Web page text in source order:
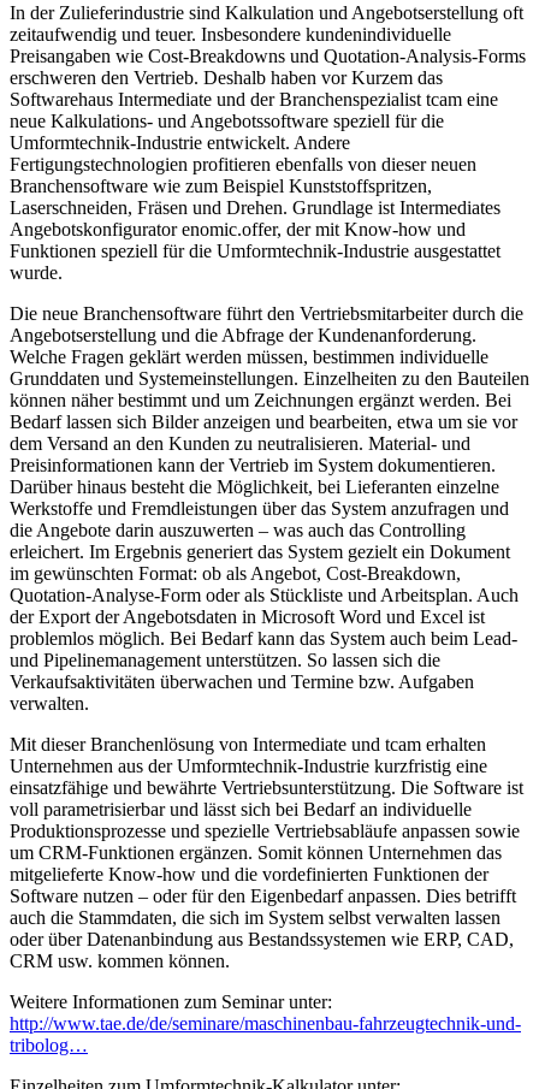
In der Zulieferindustrie sind Kalkulation und Angebotserstellung oft
zeitaufwendig und teuer. Insbesondere kundenindividuelle
Preisangaben wie Cost-Breakdowns und Quotation-Analysis-Forms
erschweren den Vertrieb. Deshalb haben vor Kurzem das
Softwarehaus Intermediate und der Branchenspezialist tcam eine
neue Kalkulations- und Angebotssoftware speziell für die
Umformtechnik-Industrie entwickelt. Andere
Fertigungstechnologien profitieren ebenfalls von dieser neuen
Branchensoftware wie zum Beispiel Kunststoffspritzen,
Laserschneiden, Fräsen und Drehen. Grundlage ist Intermediates
Angebotskonfigurator enomic.offer, der mit Know-how und
Funktionen speziell für die Umformtechnik-Industrie ausgestattet
wurde.
Die neue Branchensoftware führt den Vertriebsmitarbeiter durch die
Angebotserstellung und die Abfrage der Kundenanforderung.
Welche Fragen geklärt werden müssen, bestimmen individuelle
Grunddaten und Systemeinstellungen. Einzelheiten zu den Bauteilen
können näher bestimmt und um Zeichnungen ergänzt werden. Bei
Bedarf lassen sich Bilder anzeigen und bearbeiten, etwa um sie vor
dem Versand an den Kunden zu neutralisieren. Material- und
Preisinformationen kann der Vertrieb im System dokumentieren.
Darüber hinaus besteht die Möglichkeit, bei Lieferanten einzelne
Werkstoffe und Fremdleistungen über das System anzufragen und
die Angebote darin auszuwerten – was auch das Controlling
erleichert. Im Ergebnis generiert das System gezielt ein Dokument
im gewünschten Format: ob als Angebot, Cost-Breakdown,
Quotation-Analyse-Form oder als Stückliste und Arbeitsplan. Auch
der Export der Angebotsdaten in Microsoft Word und Excel ist
problemlos möglich. Bei Bedarf kann das System auch beim Lead-
und Pipelinemanagement unterstützen. So lassen sich die
Verkaufsaktivitäten überwachen und Termine bzw. Aufgaben
verwalten.
Mit dieser Branchenlösung von Intermediate und tcam erhalten
Unternehmen aus der Umformtechnik-Industrie kurzfristig eine
einsatzfähige und bewährte Vertriebsunterstützung. Die Software ist
voll parametrisierbar und lässt sich bei Bedarf an individuelle
Produktionsprozesse und spezielle Vertriebsabläufe anpassen sowie
um CRM-Funktionen ergänzen. Somit können Unternehmen das
mitgelieferte Know-how und die vordefinierten Funktionen der
Software nutzen – oder für den Eigenbedarf anpassen. Dies betrifft
auch die Stammdaten, die sich im System selbst verwalten lassen
oder über Datenanbindung aus Bestandssystemen wie ERP, CAD,
CRM usw. kommen können.
Weitere Informationen zum Seminar unter:
http://www.tae.de/de/seminare/maschinenbau-fahrzeugtechnik-und-
tribolog…